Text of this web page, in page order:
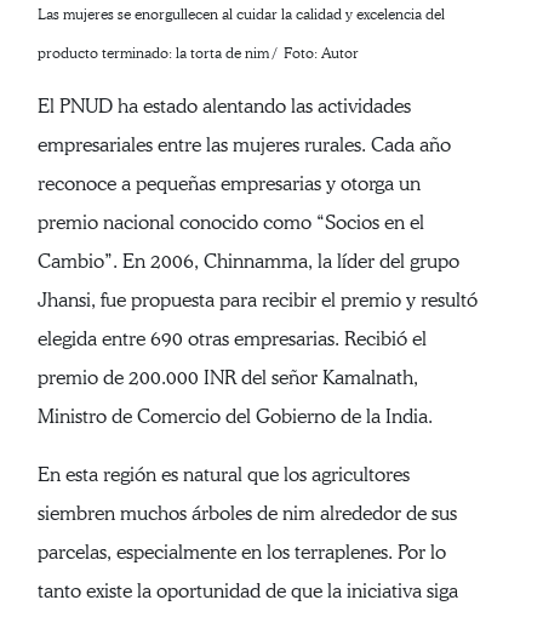
Las mujeres se enorgullecen al cuidar la calidad y excelencia del
producto terminado: la torta de nim / Foto: Autor
El PNUD ha estado alentando las actividades
empresariales entre las mujeres rurales. Cada año
reconoce a pequeñas empresarias y otorga un
premio nacional conocido como “Socios en el
Cambio”. En 2006, Chinnamma, la líder del grupo
Jhansi, fue propuesta para recibir el premio y resultó
elegida entre 690 otras empresarias. Recibió el
premio de 200.000 INR del señor Kamalnath,
Ministro de Comercio del Gobierno de la India.
En esta región es natural que los agricultores
siembren muchos árboles de nim alrededor de sus
parcelas, especialmente en los terraplenes. Por lo
tanto existe la oportunidad de que la iniciativa siga